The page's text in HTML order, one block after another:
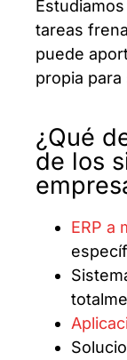
tareas
puede
propia
¿Qué
de los
ERP a